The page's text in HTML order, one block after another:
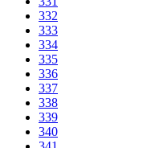
332
333
334
335
336
337
338
339
340